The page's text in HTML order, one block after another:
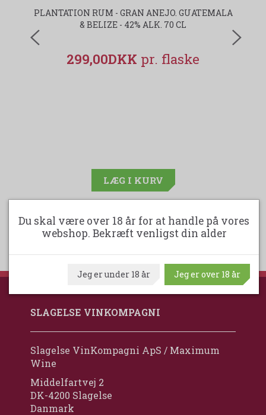
PLANTATION RUM - GRAN ANEJO. GUATEMALA
& BELIZE - 42% ALK. 70 CL
299,00DKK
LÆG I KURV
SLAGELSE VINKOMPAGNI
Slagelse VinKompagni ApS / Maximum
Wine
Middelfartvej 2
DK-4200 Slagelse
Danmark
Du skal være over 18 år for at handle på vores
webshop. Bekræft venligst din alder
Jeg er under 18 år Jeg er over 18 år